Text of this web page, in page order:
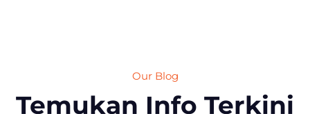
Our Blog
Temukan Info Terkini